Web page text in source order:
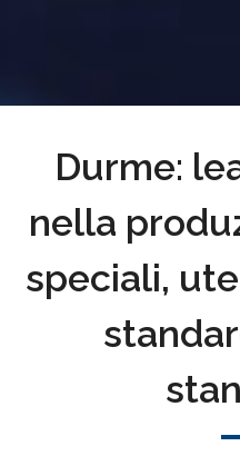
Durme:
nella
speciali,